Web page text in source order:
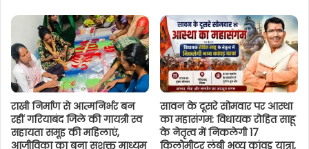
राखी निर्माण से आत्मनिर्भर बन
रहीं गरियाबंद जिले की गायत्री स्व
सहायता समूह की महिलाएं,
आजीविका का बना सशक्त माध्यम
सावन के दूसरे सोमवार पर आस्था
का महासंगम: विधायक रोहित साहू
के नेतृत्व में निकलेगी 17
किलोमीटर लंबी भव्य कांवड़ यात्रा,